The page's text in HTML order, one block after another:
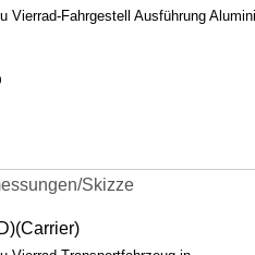
Vierrad-Fahrgestell Ausführung
Skizze